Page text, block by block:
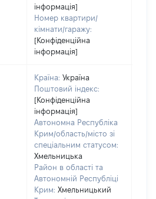
інформація]
Номер квартири/
кімнати/гаражу:
[Конфіденційна
інформація]
Країна: Україна
Поштовий індекс:
[Конфіденційна
інформація]
Автономна Республіка
Крим/область/місто зі
спеціальним статусом:
Хмельницька
Район в області та
Автономній Республіці
Крим: Хмельницький